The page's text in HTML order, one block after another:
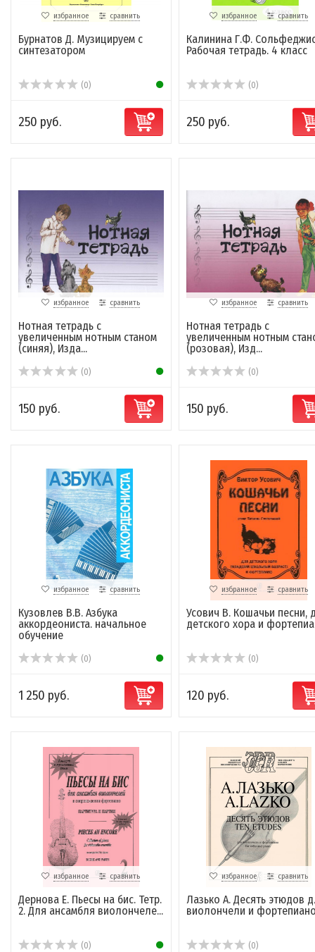
избранное сравнить
Бурнатов Д. Музицируем с
синтезатором
(0)
250 руб.
избранное сравнить
Калинина Г.Ф.
Рабочая тетрадь. 4 класс
(0)
250 руб.
избранное сравнить
Нотная тетрадь с
увеличенным нотным станом
(синяя), Изда...
(0)
150 руб.
избранное сравнить
Нотная тетрадь с
увеличенным нотным
(розовая), Изд...
(0)
150 руб.
избранное сравнить
Кузовлев В.В. Азбука
аккордеониста. начальное
обучение
(0)
1 250 руб.
избранное сравнить
Усович В. Кошачьи песни,
детского хора и
(0)
120 руб.
избранное сравнить
Дернова Е. Пьесы на бис. Тетр.
2. Для ансамбля виолончеле...
(0)
избранное сравнить
Лазько А. Десять этюдов
виолончели и
(0)